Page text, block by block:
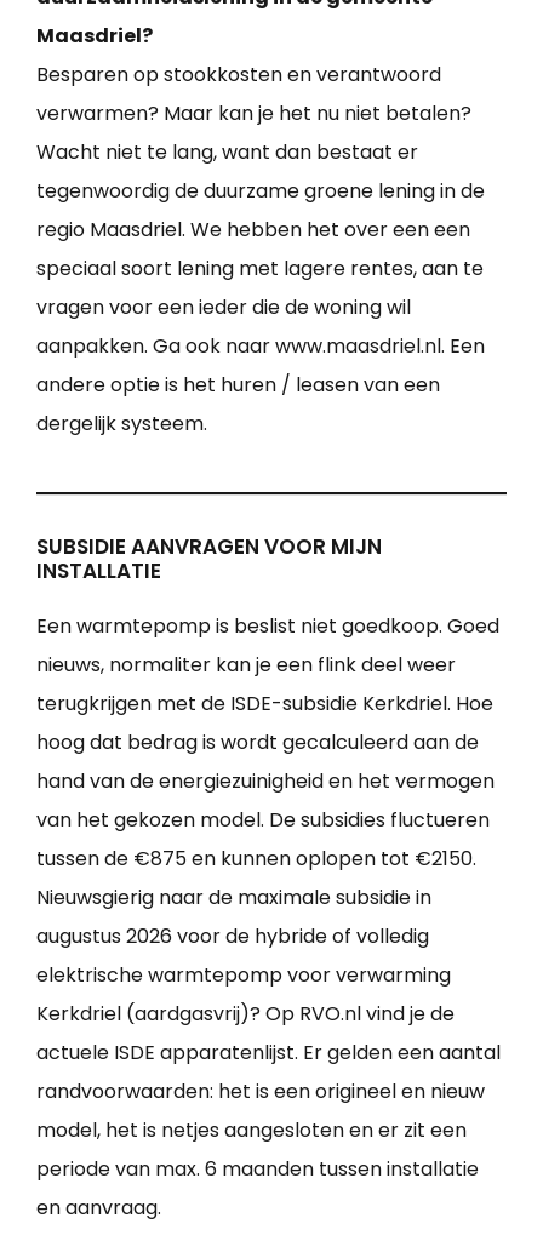
Maasdriel?
Besparen op stookkosten en verantwoord
verwarmen? Maar kan je het nu niet betalen?
Wacht niet te lang, want dan bestaat er
tegenwoordig de duurzame groene lening in de
regio Maasdriel. We hebben het over een een
speciaal soort lening met lagere rentes, aan te
vragen voor een ieder die de woning wil
aanpakken. Ga ook naar www.maasdriel.nl. Een
andere optie is het huren / leasen van een
dergelijk systeem.
SUBSIDIE AANVRAGEN VOOR MIJN
INSTALLATIE
Een warmtepomp is beslist niet goedkoop. Goed
nieuws, normaliter kan je een flink deel weer
terugkrijgen met de ISDE-subsidie Kerkdriel. Hoe
hoog dat bedrag is wordt gecalculeerd aan de
hand van de energiezuinigheid en het vermogen
van het gekozen model. De subsidies fluctueren
tussen de €875 en kunnen oplopen tot €2150.
Nieuwsgierig naar de maximale subsidie in
augustus 2026 voor de hybride of volledig
elektrische warmtepomp voor verwarming
Kerkdriel (aardgasvrij)? Op RVO.nl vind je de
actuele ISDE apparatenlijst. Er gelden een aantal
randvoorwaarden: het is een origineel en nieuw
model, het is netjes aangesloten en er zit een
periode van max. 6 maanden tussen installatie
en aanvraag.